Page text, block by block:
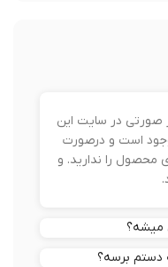
در سایت این
است و درصورت
را ندارید. و
برسه؟